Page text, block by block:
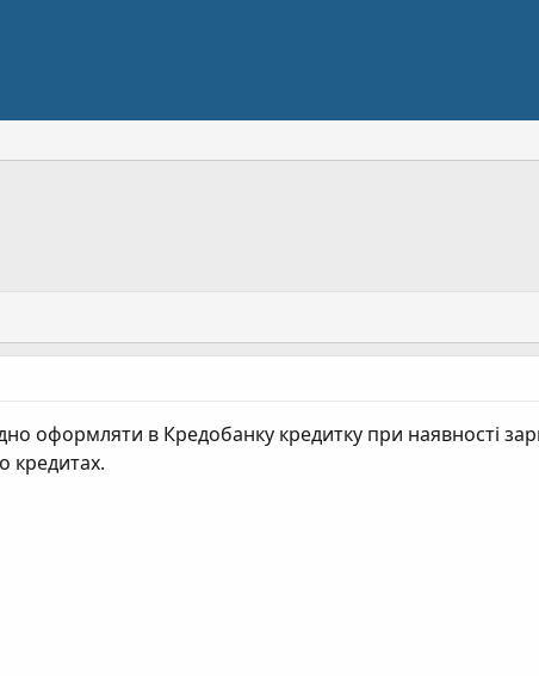
оформляти в Кредобанку кредитку при наявності
кредитах.